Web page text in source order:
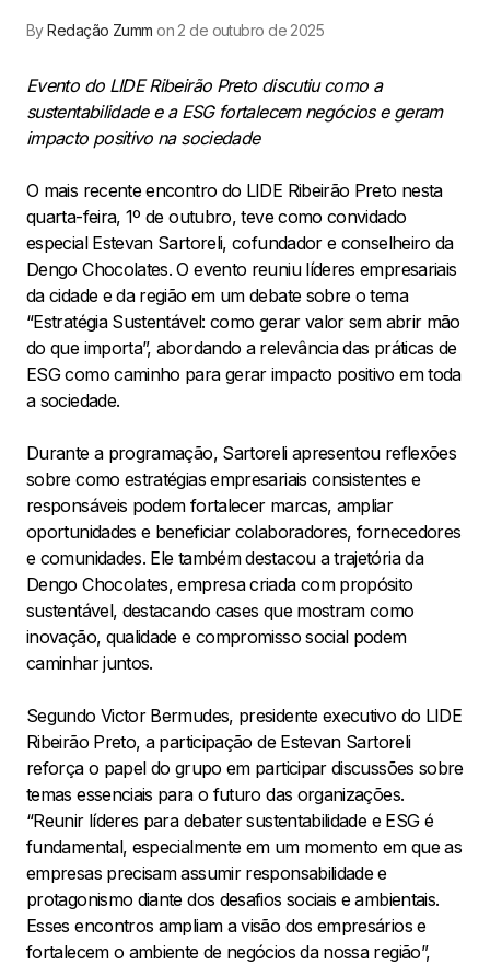
ByRedação Zumm on 2 de outubro de 2025
Evento do LIDE Ribeirão Preto discutiu como a
sustentabilidade e a ESG fortalecem negócios e geram
impacto positivo na sociedade
O mais recente encontro do LIDE Ribeirão Preto nesta
quarta-feira, 1º de outubro, teve como convidado
especial Estevan Sartoreli, cofundador e conselheiro da
Dengo Chocolates. O evento reuniu líderes empresariais
da cidade e da região em um debate sobre o tema
“Estratégia Sustentável: como gerar valor sem abrir mão
do que importa”, abordando a relevância das práticas de
ESG como caminho para gerar impacto positivo em toda
a sociedade.
Durante a programação, Sartoreli apresentou reflexões
sobre como estratégias empresariais consistentes e
responsáveis podem fortalecer marcas, ampliar
oportunidades e beneficiar colaboradores, fornecedores
e comunidades. Ele também destacou a trajetória da
Dengo Chocolates, empresa criada com propósito
sustentável, destacando cases que mostram como
inovação, qualidade e compromisso social podem
caminhar juntos.
Segundo Victor Bermudes, presidente executivo do LIDE
Ribeirão Preto, a participação de Estevan Sartoreli
reforça o papel do grupo em participar discussões sobre
temas essenciais para o futuro das organizações.
“Reunir líderes para debater sustentabilidade e ESG é
fundamental, especialmente em um momento em que as
empresas precisam assumir responsabilidade e
protagonismo diante dos desafios sociais e ambientais.
Esses encontros ampliam a visão dos empresários e
fortalecem o ambiente de negócios da nossa região”,